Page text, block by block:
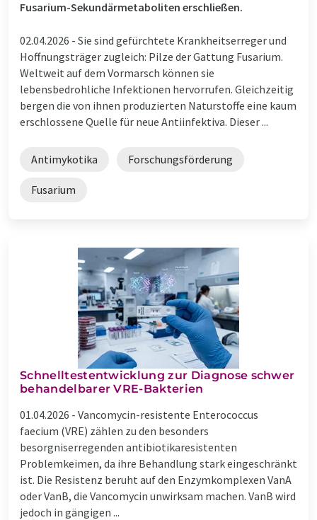
Fusarium-Sekundärmetaboliten erschließen.
02.04.2026 - Sie sind gefürchtete Krankheitserreger und
Hoffnungsträger zugleich: Pilze der Gattung Fusarium.
Weltweit auf dem Vormarsch können sie
lebensbedrohliche Infektionen hervorrufen. Gleichzeitig
bergen die von ihnen produzierten Naturstoffe eine kaum
erschlossene Quelle für neue Antiinfektiva. Dieser ...
Antimykotika Forschungsförderung
Fusarium
Schnelltestentwicklung zur Diagnose schwer
behandelbarer VRE-Bakterien
01.04.2026 - Vancomycin-resistente Enterococcus
faecium (VRE) zählen zu den besonders
besorgniserregenden antibiotikaresistenten
Problemkeimen, da ihre Behandlung stark eingeschränkt
ist. Die Resistenz beruht auf den Enzymkomplexen VanA
oder VanB, die Vancomycin unwirksam machen. VanB wird
jedoch in gängigen ...